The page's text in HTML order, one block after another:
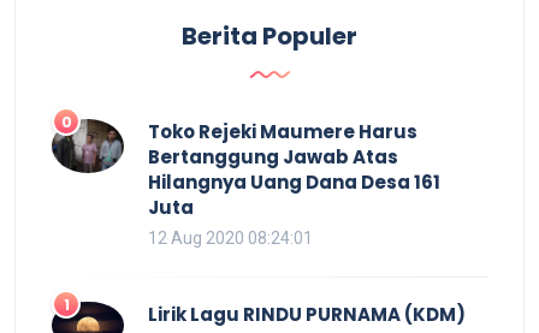
Berita Populer
0
Toko Rejeki Maumere Harus
Bertanggung Jawab Atas
Hilangnya Uang Dana Desa 161
Juta
12 Aug 2020 08:24:01
1 Lirik Lagu RINDU PURNAMA (KDM)